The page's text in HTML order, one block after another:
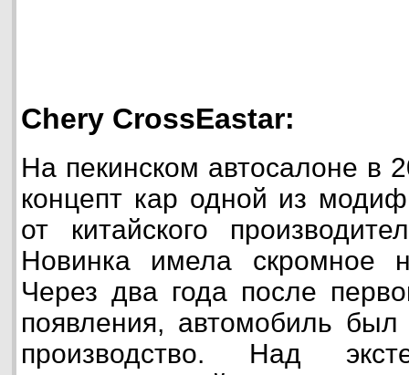
Chery CrossEastar:
На пекинском автосалоне в
концепт кар одной из
от китайского
Новинка имела скромное
Через два года после
появления, автомобиль
производство. Над